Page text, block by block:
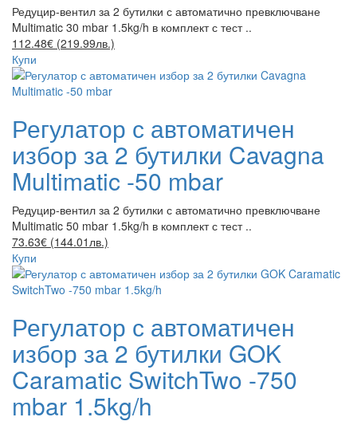
Редуцир-вентил за 2 бутилки с автоматично превключване
Multimatic 30 mbar 1.5kg/h в комплект с тест ..
112.48€ (219.99лв.)
Купи
Регулатор с автоматичен
избор за 2 бутилки Cavagna
Multimatic -50 mbar
Редуцир-вентил за 2 бутилки с автоматично превключване
Multimatic 50 mbar 1.5kg/h в комплект с тест ..
73.63€ (144.01лв.)
Купи
Регулатор с автоматичен
избор за 2 бутилки GOK
Caramatic SwitchTwo -750
mbar 1.5kg/h